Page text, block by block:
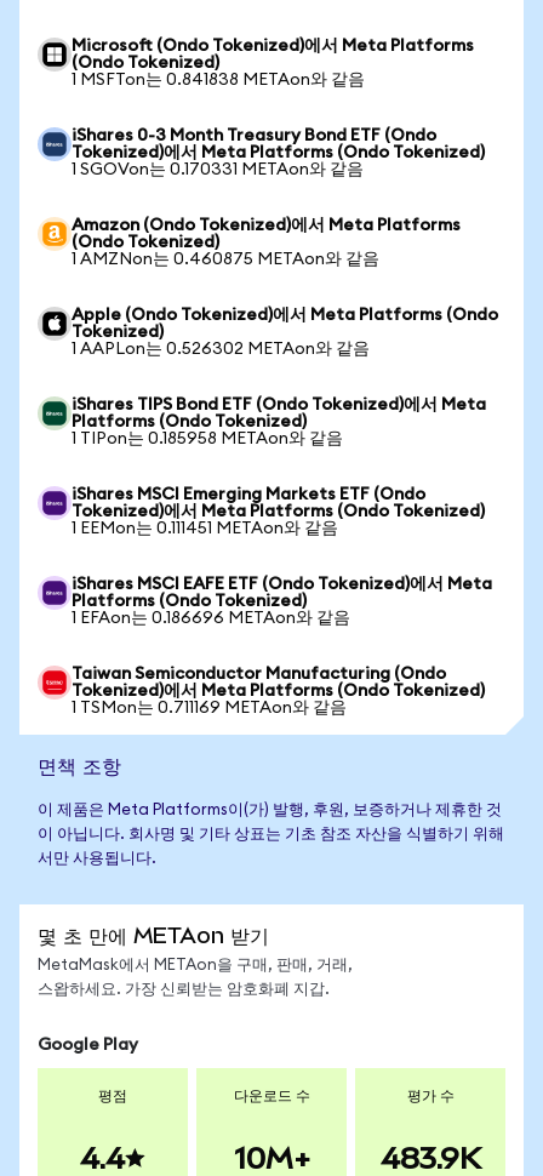
Microsoft (Ondo Tokenized)에서 Meta Platforms
(Ondo Tokenized)
1 MSFTon는 0.841838 METAon와 같음
iShares 0-3 Month Treasury Bond ETF (Ondo
Tokenized)에서 Meta Platforms (Ondo Tokenized)
1 SGOVon는 0.170331 METAon와 같음
Amazon (Ondo Tokenized)에서 Meta Platforms
(Ondo Tokenized)
1 AMZNon는 0.460875 METAon와 같음
Apple (Ondo Tokenized)에서 Meta Platforms (Ondo
Tokenized)
1 AAPLon는 0.526302 METAon와 같음
iShares TIPS Bond ETF (Ondo Tokenized)에서 Meta
Platforms (Ondo Tokenized)
1 TIPon는 0.185958 METAon와 같음
iShares MSCI Emerging Markets ETF (Ondo
Tokenized)에서 Meta Platforms (Ondo Tokenized)
1 EEMon는 0.111451 METAon와 같음
iShares MSCI EAFE ETF (Ondo Tokenized)에서 Meta
Platforms (Ondo Tokenized)
1 EFAon는 0.186696 METAon와 같음
Taiwan Semiconductor Manufacturing (Ondo
Tokenized)에서 Meta Platforms (Ondo Tokenized)
1 TSMon는 0.711169 METAon와 같음
면책 조항
이 제품은 Meta Platforms이(가) 발행, 후원, 보증하거나 제휴한 것
이 아닙니다. 회사명 및 기타 상표는 기초 참조 자산을 식별하기 위해
서만 사용됩니다.
몇 초 만에 METAon 받기
MetaMask에서 METAon을 구매, 판매, 거래,
스왑하세요. 가장 신뢰받는 암호화폐 지갑.
Google Play
평점
4.4
다운로드 수
10M+
평가 수
483.9K